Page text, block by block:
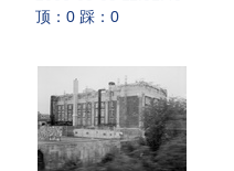
顶：0 踩：0